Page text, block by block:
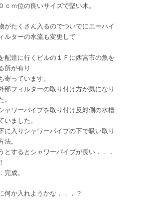
ｃｍ位の良いサイズで堅い木。
がたくさん入るのでついでにエーハイ
ルターの水流も変更して
配達に行くビルの１Ｆに西宮市の魚を
所が有り
寄っています。
部フィルターの取り付け方が気になり
ャワーパイプを取り付け反対側の水槽
いました。
に入りシャワーパイプの下で吸い取り
。
とするとシャワーパイプが長い．．．
完成。
何か入れようかな．．．？